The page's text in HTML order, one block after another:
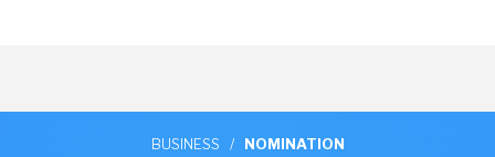
BUSINESS / NOMINATION